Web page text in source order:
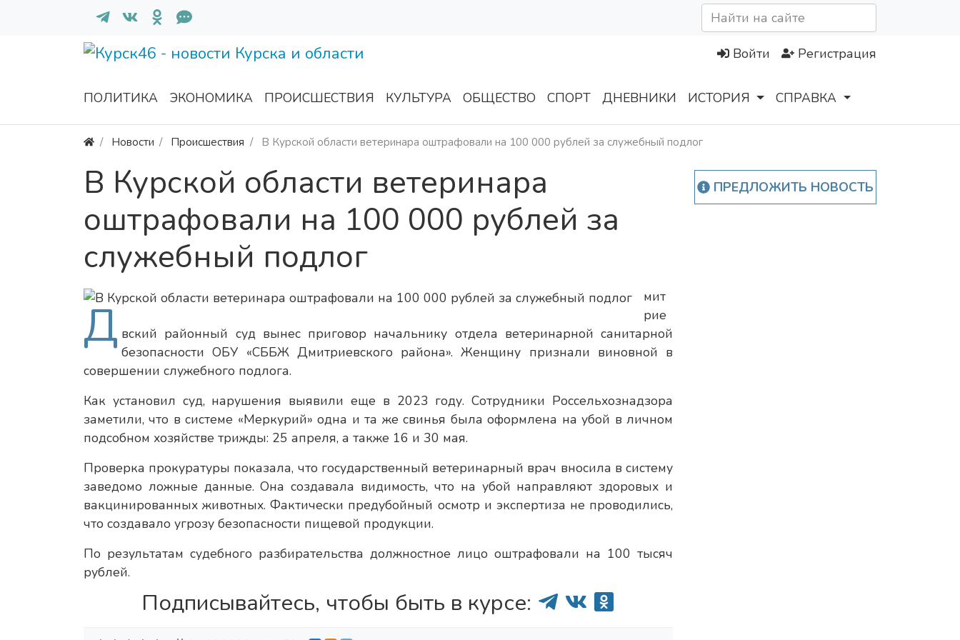
Войти Регистрация
ПОЛИТИКА ЭКОНОМИКА ПРОИСШЕСТВИЯ КУЛЬТУРА ОБЩЕСТВО СПОРТ ДНЕВНИКИ ИСТОРИЯ СПРАВКА
Новости Происшествия В Курской области ветеринара оштрафовали на 100 000 рублей за служебный подлог
В Курской области ветеринара
оштрафовали на 100 000 рублей за
служебный подлог
Д
мит
рие
вский районный суд вынес приговор начальнику отдела ветеринарной санитарной
безопасности ОБУ «СББЖ Дмитриевского района». Женщину признали виновной в
совершении служебного подлога.
Как установил суд, нарушения выявили еще в 2023 году. Сотрудники Россельхознадзора
заметили, что в системе «Меркурий» одна и та же свинья была оформлена на убой в личном
подсобном хозяйстве трижды: 25 апреля, а также 16 и 30 мая.
Проверка прокуратуры показала, что государственный ветеринарный врач вносила в систему
заведомо ложные данные. Она создавала видимость, что на убой направляют здоровых и
вакцинированных животных. Фактически предубойный осмотр и экспертиза не проводились,
что создавало угрозу безопасности пищевой продукции.
По результатам судебного разбирательства должностное лицо оштрафовали на 100 тысяч
рублей.
Подписывайтесь, чтобы быть в курсе:
ПРЕДЛОЖИТЬ НОВОСТЬ